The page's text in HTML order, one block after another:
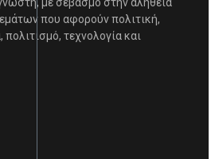
που αφορούν πολιτική,
πολιτισμό, τεχνολογία και